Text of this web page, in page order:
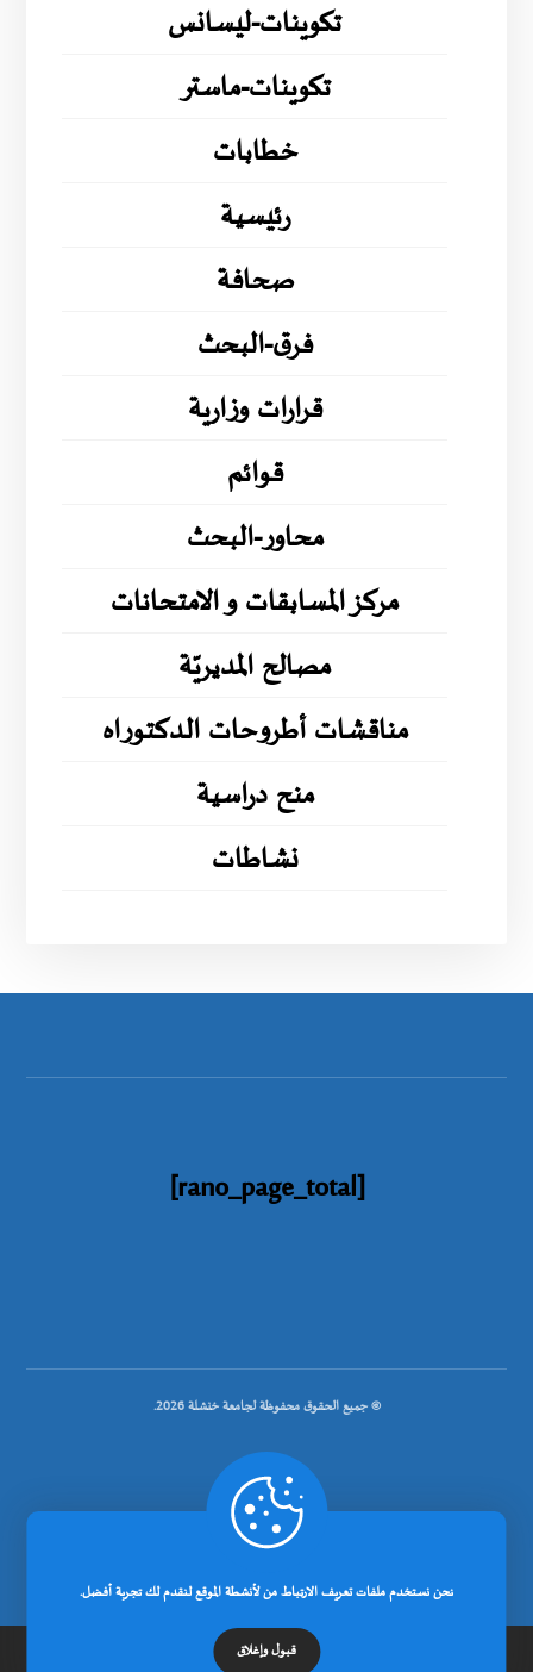
تكوينات-ليسانس
تكوينات-ماستر
خطابات
رئيسية
صحافة
فرق-البحث
قرارات وزارية
قوائم
محاور-البحث
مركز المسابقات و الامتحانات
مصالح المديريّة
مناقشات أطروحات الدكتوراه
منح دراسية
نشاطات
[rano_page_total]
© جميع الحقوق محفوظة لجامعة خنشلة 2026.
.
نحن نستخدم ملفات تعريف الارتباط من لأنشطة الموقع لنقدم لك تجربة أفضل.
قبول وإغلاق